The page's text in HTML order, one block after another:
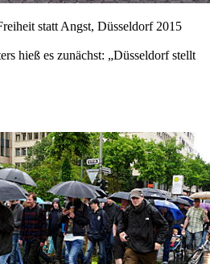
statt Angst, Düsseldorf 2015
hieß es zunächst: „Düsseldorf stellt